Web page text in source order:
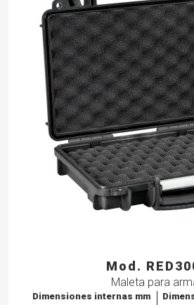
Mod.
Maleta para
Dimensiones internas mm